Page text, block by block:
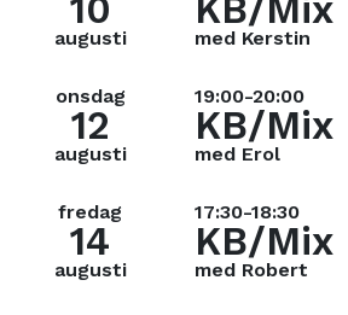
10
augusti
KB/Mix
med Kerstin
onsdag
12
augusti
19:00-20:00
KB/Mix
med Erol
fredag
14
augusti
17:30-18:30
KB/Mix
med Robert